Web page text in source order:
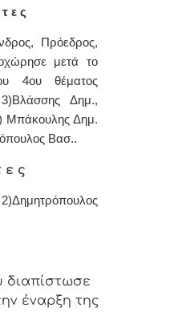
ε ς
Πρόεδρος,
μετά το
4ου θέματος
3)Βλάσσης Δημ.,
Μπάκουλης Δημ.
Βασ..
ε ς
έναρξη της